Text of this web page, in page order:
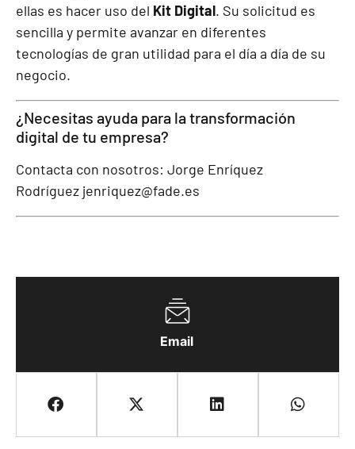
Email
ellas es hacer uso del Kit Digital. Su solicitud es
sencilla y permite avanzar en diferentes
tecnologías de gran utilidad para el día a día de su
negocio.
¿Necesitas ayuda para la transformación
digital de tu empresa?
Contacta con nosotros: Jorge Enríquez
Rodríguez jenriquez@fade.es